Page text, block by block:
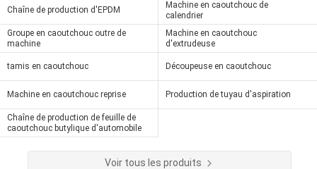
Chaîne de production d'EPDM
Machine en caoutchouc de
calendrier
Groupe en caoutchouc outre de
machine
Machine en caoutchouc
d'extrudeuse
tamis en caoutchouc Découpeuse en caoutchouc
Machine en caoutchouc reprise Production de tuyau d'aspiration
Chaîne de production de feuille de
caoutchouc butylique d'automobile
Voir tous les produits